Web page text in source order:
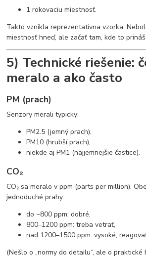
1 rokovaciu miestnosť.
Takto vznikla reprezentatívna vzorka.
miestnosť hneď, ale začať tam, kde to
5) Technické riešenie:
meralo a ako často
PM (prach)
Senzory merali typicky:
PM2.5 (jemný prach),
PM10 (hrubší prach),
niekde aj PM1 (najjemnejšie častice).
CO₂
CO₂ sa meralo v ppm (parts per million).
jednoduché prahy:
do ~800 ppm: dobré,
800–1200 ppm: treba vetrať,
nad 1200–1500 ppm: vysoké,
(Nešlo o „normy do detailu“, ale o praktické